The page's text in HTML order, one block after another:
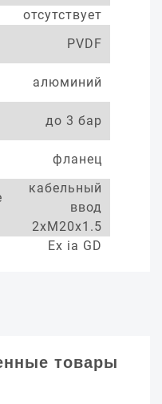
отсутствует
PVDF
алюминий
до 3 бар
фланец
кабельный
ввод
2xM20x1.5
Ex ia GD
товары